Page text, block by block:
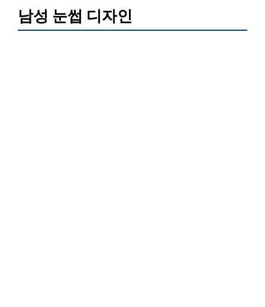
남성 눈썹 디자인